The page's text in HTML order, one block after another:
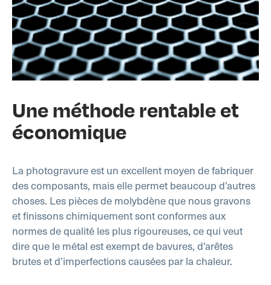
Une méthode rentable et
économique
La photogravure est un excellent moyen de fabriquer
des composants, mais elle permet beaucoup d’autres
choses. Les pièces de molybdène que nous gravons
et finissons chimiquement sont conformes aux
normes de qualité les plus rigoureuses, ce qui veut
dire que le métal est exempt de bavures, d’arêtes
brutes et d’imperfections causées par la chaleur.